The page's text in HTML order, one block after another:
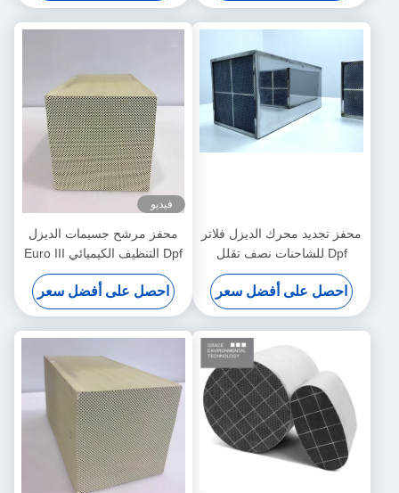
محفز تجديد محرك الديزل فلاتر
Dpf للشاحنات نصف تقلل
الدخان الأسود
احصل على أفضل سعر
فيديو
محفز مرشح جسيمات الديزل
Dpf التنظيف الكيميائي Euro III
IV V.
احصل على أفضل سعر